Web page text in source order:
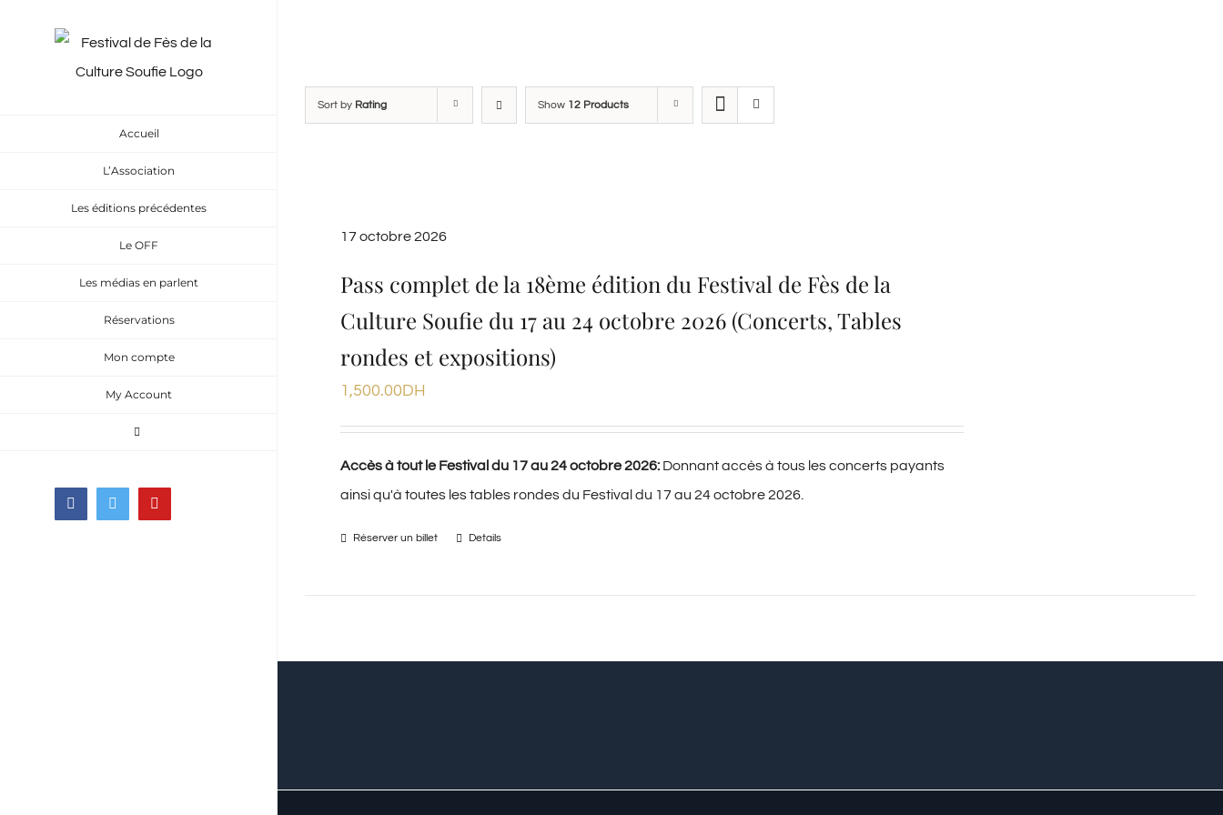
Accueil
L’Association
Les éditions précédentes
Le OFF
Les médias en parlent
Réservations
Mon compte
My Account
FacebookTwitter
Sort by Rating Show 12 Products
17 octobre 2026
Pass complet de la 18ème édition du Festival de Fès de la
Culture Soufie du 17 au 24 octobre 2026 (Concerts, Tables
rondes et expositions)
1,500.00DH
Accès à tout le Festival du 17 au 24 octobre 2026:Donnant accès à tous les concerts payants
ainsi qu'à toutes les tables rondes du Festival du 17 au 24 octobre 2026.
Réserver un billet Details